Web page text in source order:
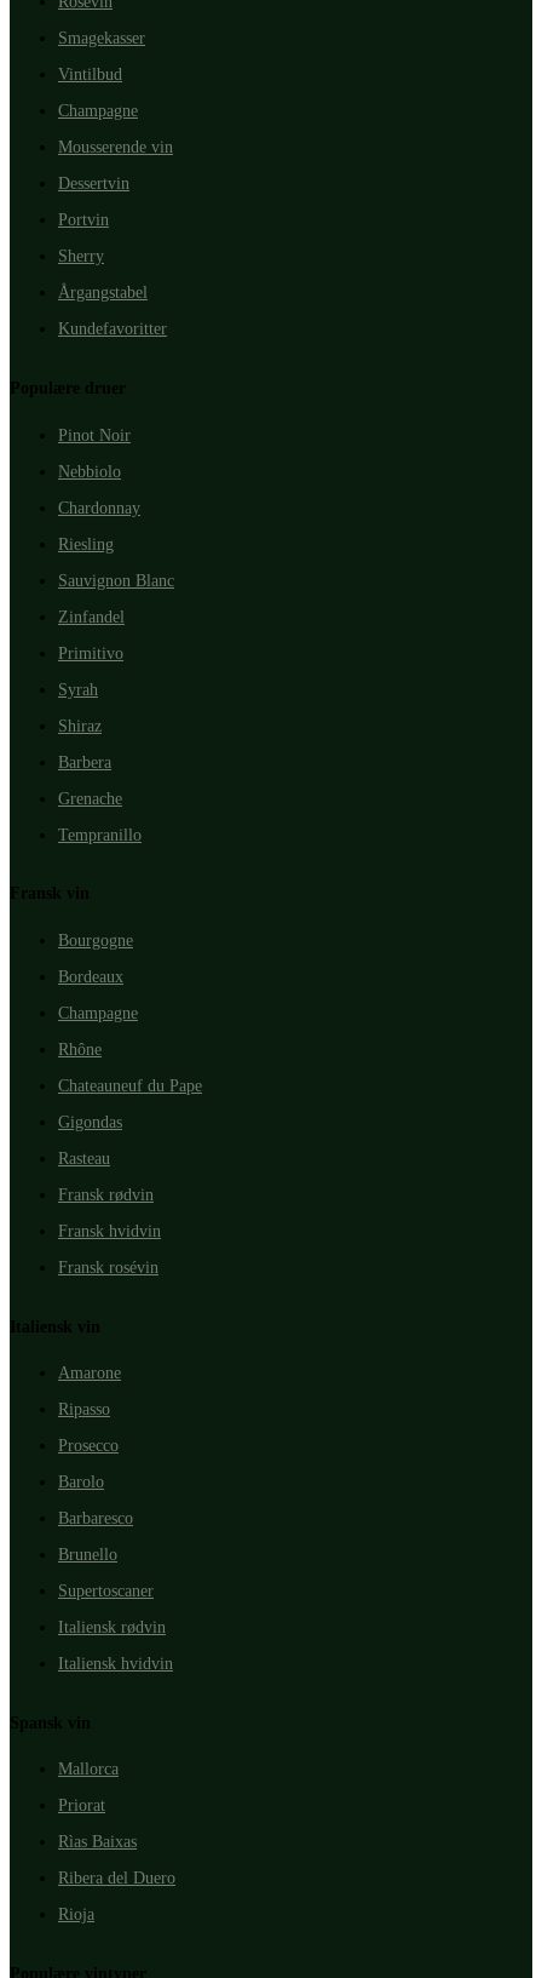
Smagekasser
Vintilbud
Champagne
Mousserende vin
Dessertvin
Portvin
Sherry
Årgangstabel
Kundefavoritter
Populære druer
Pinot Noir
Nebbiolo
Chardonnay
Riesling
Sauvignon Blanc
Zinfandel
Primitivo
Syrah
Shiraz
Barbera
Grenache
Tempranillo
Fransk vin
Bourgogne
Bordeaux
Champagne
Rhône
Chateauneuf du Pape
Gigondas
Rasteau
Fransk rødvin
Fransk hvidvin
Fransk rosévin
Italiensk vin
Amarone
Ripasso
Prosecco
Barolo
Barbaresco
Brunello
Supertoscaner
Italiensk rødvin
Italiensk hvidvin
Spansk vin
Mallorca
Priorat
Rìas Baixas
Ribera del Duero
Rioja
Populære vintyper